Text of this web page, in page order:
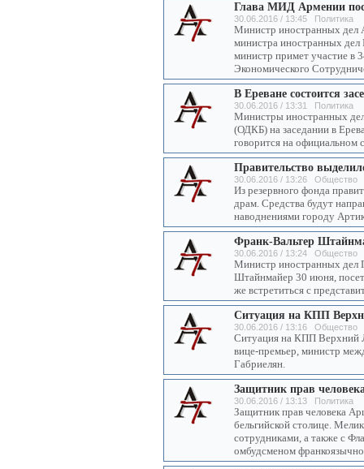
Глава МИД Армении
30.06.2016 / 13:45 Политика
Министр иностранных дел
министра иностранных
министр примет участие в
Экономического
В Ереване состоится
30.06.2016 / 13:31 Политика
Министры иностранных дел
(ОДКБ) на заседании в
говорится на официальном
Правительство
30.06.2016 / 13:26 Общество
Из резервного фонда
драм. Средства будут
наводнениями городу
Франк-Вальтер
30.06.2016 / 13:24 Общество
Министр иностранных дел
Штайнмайер 30 июня,
же встретиться с
Ситуация на КПП
30.06.2016 / 13:16 Общество
Ситуация на КПП Верхний
вице-премьер, министр
Габриелян.
Защитник прав
30.06.2016 / 13:13 Политика
Защитник прав человекa
бельгийской столице.
сотрудниками, а также с
омбудсменом